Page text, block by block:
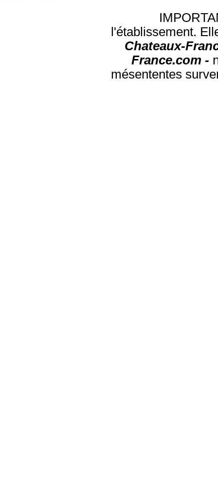
l'établissement.
Chateaux-
France.com -
mésententes